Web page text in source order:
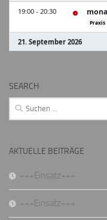
SEARCH
Suchen
nach:
AKTUELLE BEITRÄGE
+++Einsatz+++
+++Einsatz+++